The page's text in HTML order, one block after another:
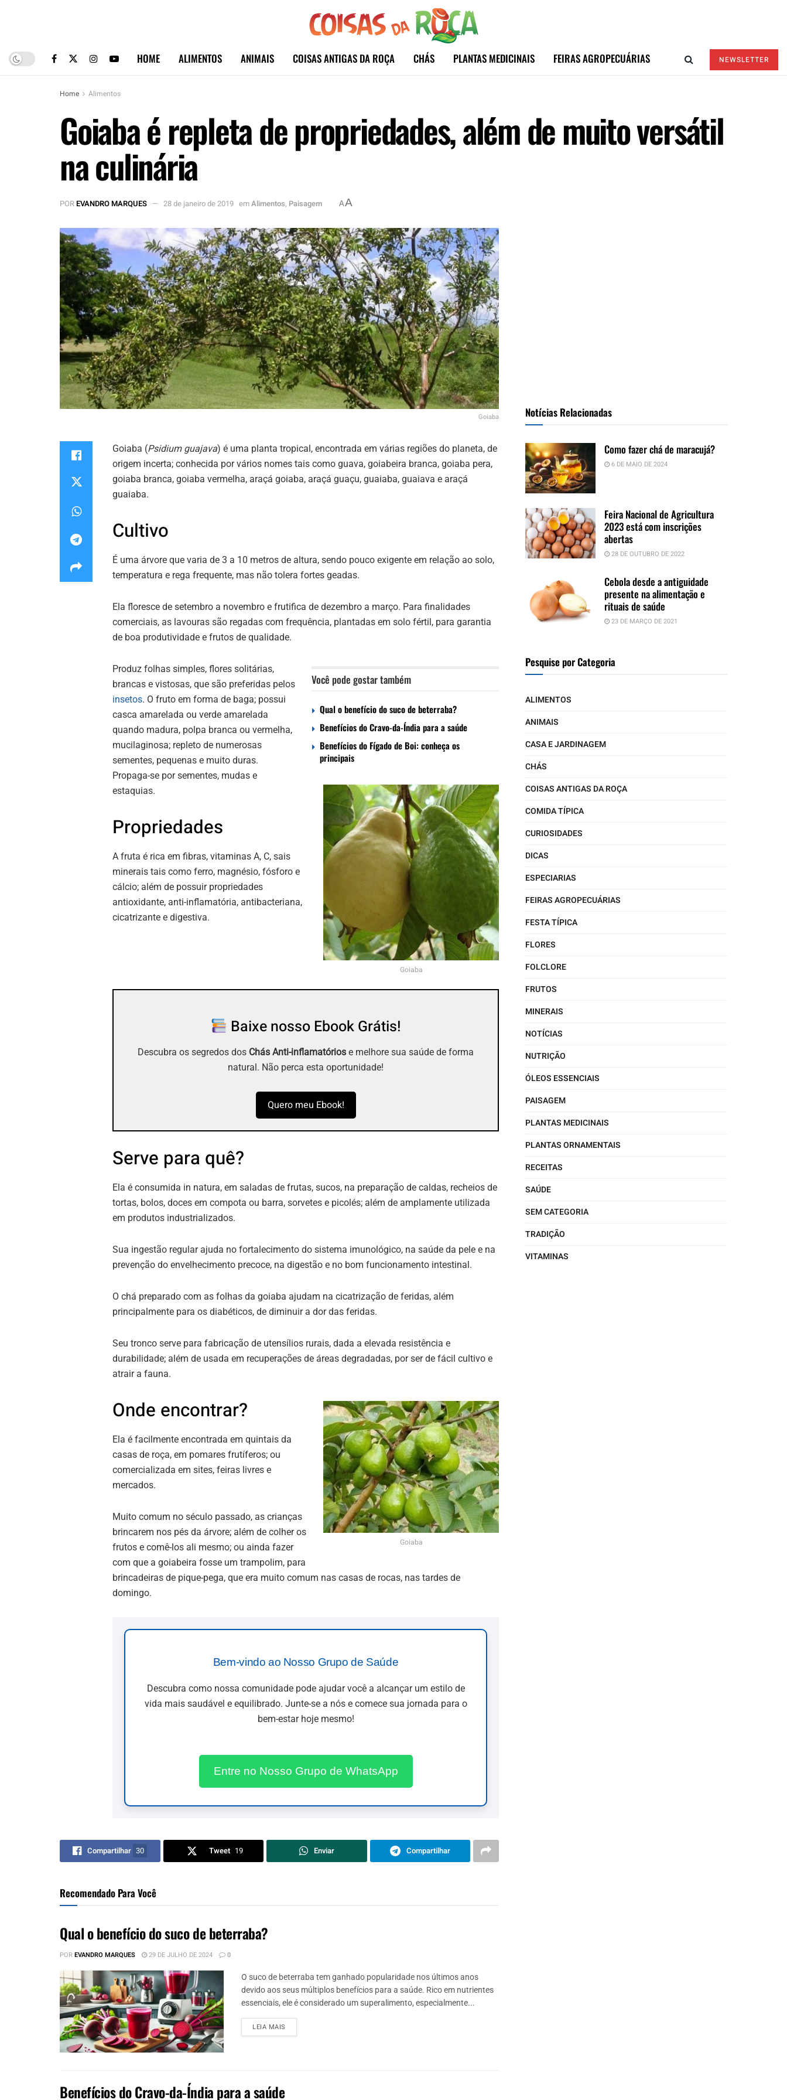
HOME ALIMENTOS ANIMAIS COISAS ANTIGAS DA ROÇA CHÁS PLANTAS MEDICINAIS FEIRAS AGROPECUÁRIAS NEWSLETTER
Home Alimentos
Goiaba é repleta de propriedades, além de muito versátil
na culinária
POREVANDRO MARQUES 28 de janeiro de 2019 emAlimentos, Paisagem AA
Goiaba
Goiaba (Psidium guajava) é uma planta tropical, encontrada em várias regiões do planeta, de
origem incerta; conhecida por vários nomes tais como guava, goiabeira branca, goiaba pera,
goiaba branca, goiaba vermelha, araçá goiaba, araçá guaçu, guaiaba, guaiava e araçá
guaiaba.
Cultivo
É uma árvore que varia de 3 a 10 metros de altura, sendo pouco exigente em relação ao solo,
temperatura e rega frequente, mas não tolera fortes geadas.
Ela floresce de setembro a novembro e frutifica de dezembro a março. Para finalidades
comerciais, as lavouras são regadas com frequência, plantadas em solo fértil, para garantia
de boa produtividade e frutos de qualidade.
Você pode gostar também
Qual o benefício do suco de beterraba?
Benefícios do Cravo-da-Índia para a saúde
Benefícios do Fígado de Boi: conheça os
principais
Goiaba
Produz folhas simples, flores solitárias,
brancas e vistosas, que são preferidas pelos
insetos. O fruto em forma de baga; possui
casca amarelada ou verde amarelada
quando madura, polpa branca ou vermelha,
mucilaginosa; repleto de numerosas
sementes, pequenas e muito duras.
Propaga-se por sementes, mudas e
estaquias.
Propriedades
A fruta é rica em fibras, vitaminas A, C, sais
minerais tais como ferro, magnésio, fósforo e
cálcio; além de possuir propriedades
antioxidante, anti-inflamatória, antibacteriana,
cicatrizante e digestiva.
Baixe nosso Ebook Grátis!
Descubra os segredos dos Chás Anti-inflamatórios e melhore sua saúde de forma
natural. Não perca esta oportunidade!
Quero meu Ebook!
Serve para quê?
Ela é consumida in natura, em saladas de frutas, sucos, na preparação de caldas, recheios de
tortas, bolos, doces em compota ou barra, sorvetes e picolés; além de amplamente utilizada
em produtos industrializados.
Sua ingestão regular ajuda no fortalecimento do sistema imunológico, na saúde da pele e na
prevenção do envelhecimento precoce, na digestão e no bom funcionamento intestinal.
O chá preparado com as folhas da goiaba ajudam na cicatrização de feridas, além
principalmente para os diabéticos, de diminuir a dor das feridas.
Seu tronco serve para fabricação de utensílios rurais, dada a elevada resistência e
durabilidade; além de usada em recuperações de áreas degradadas, por ser de fácil cultivo e
atrair a fauna.
Goiaba
Onde encontrar?
Ela é facilmente encontrada em quintais da
casas de roça, em pomares frutíferos; ou
comercializada em sites, feiras livres e
mercados.
Muito comum no século passado, as crianças
brincarem nos pés da árvore; além de colher os
frutos e comê-los ali mesmo; ou ainda fazer
com que a goiabeira fosse um trampolim, para
brincadeiras de pique-pega, que era muito comum nas casas de rocas, nas tardes de
domingo.
Bem-vindo ao Nosso Grupo de Saúde
Descubra como nossa comunidade pode ajudar você a alcançar um estilo de
vida mais saudável e equilibrado. Junte-se a nós e comece sua jornada para o
bem-estar hoje mesmo!
Entre no Nosso Grupo de WhatsApp
Compartilhar 30 Tweet 19 Enviar Compartilhar
Recomendado Para Você
Qual o benefício do suco de beterraba?
POREVANDRO MARQUES 29 DE JULHO DE 2024 0
O suco de beterraba tem ganhado popularidade nos últimos anos
devido aos seus múltiplos benefícios para a saúde. Rico em nutrientes
essenciais, ele é considerado um superalimento, especialmente...
LEIA MAIS
Benefícios do Cravo-da-Índia para a saúde
Notícias Relacionadas
Como fazer chá de maracujá?
6 DE MAIO DE 2024
Feira Nacional de Agricultura
2023 está com inscrições
abertas
28 DE OUTUBRO DE 2022
Cebola desde a antiguidade
presente na alimentação e
rituais de saúde
23 DE MARÇO DE 2021
Pesquise por Categoria
ALIMENTOS
ANIMAIS
CASA E JARDINAGEM
CHÁS
COISAS ANTIGAS DA ROÇA
COMIDA TÍPICA
CURIOSIDADES
DICAS
ESPECIARIAS
FEIRAS AGROPECUÁRIAS
FESTA TÍPICA
FLORES
FOLCLORE
FRUTOS
MINERAIS
NOTÍCIAS
NUTRIÇÃO
ÓLEOS ESSENCIAIS
PAISAGEM
PLANTAS MEDICINAIS
PLANTAS ORNAMENTAIS
RECEITAS
SAÚDE
SEM CATEGORIA
TRADIÇÃO
VITAMINAS